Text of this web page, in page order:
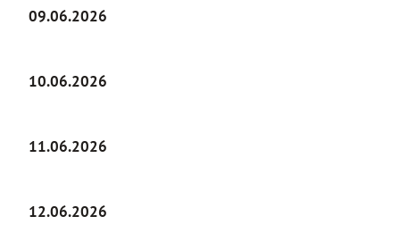
09.06.2026
10.06.2026
11.06.2026
12.06.2026